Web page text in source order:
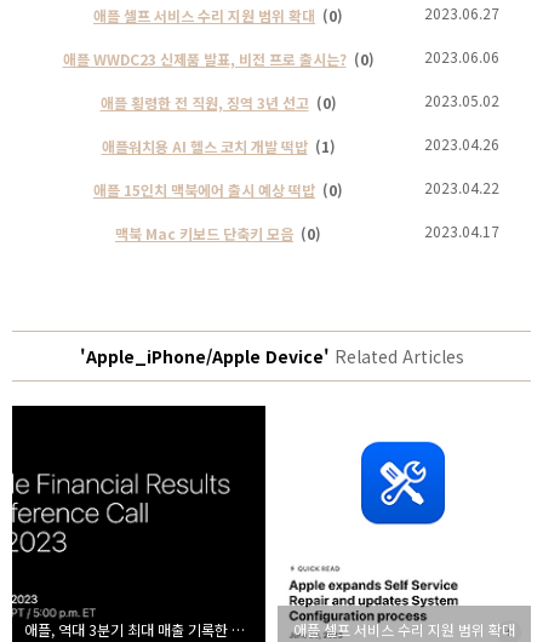
애플 셀프 서비스 수리 지원 범위 확대 (0) 2023.06.27
애플 WWDC23 신제품 발표, 비전 프로 출시는? (0) 2023.06.06
애플 횡령한 전 직원, 징역 3년 선고 (0) 2023.05.02
애플워치용 AI 헬스 코치 개발 떡밥 (1) 2023.04.26
애플 15인치 맥북에어 출시 예상 떡밥 (0) 2023.04.22
맥북 Mac 키보드 단축키 모음 (0) 2023.04.17
'Apple_iPhone/Apple Device' Related Articles
애플, 역대 3분기 최대 매출 기록한 이유는? 애플 셀프 서비스 수리 지원 범위 확대